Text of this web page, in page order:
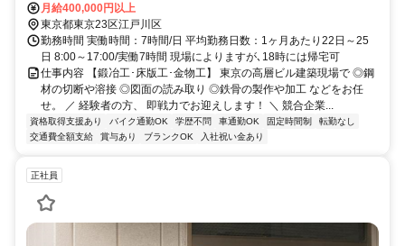
口徒歩約2分、東京メトロ東西線/ＪＲ中央本線 西船橋北口徒歩約2分
西船橋駅
月給400,000円以上
東京都東京23区江戸川区
勤務時間 実働時間：7時間/日 平均勤務日数：1ヶ月あたり22日～25
日 8:00～17:00/実働7時間 現場によりますが､18時には帰宅可
仕事内容 【鍛冶工･床版工･金物工】 東京の高層ビル建築現場で ◎鋼
材の切断や溶接 ◎図面の読み取り ◎鉄骨の製作や加工 などをお任
せ。 ／ 経験者の方、 即戦力でお迎えします！ ＼ 競合企業...
資格取得支援あり バイク通勤OK 学歴不問 車通勤OK 固定時間制
転勤なし
交通費全額支給
賞与あり ブランクOK 入社祝い金あり
正社員